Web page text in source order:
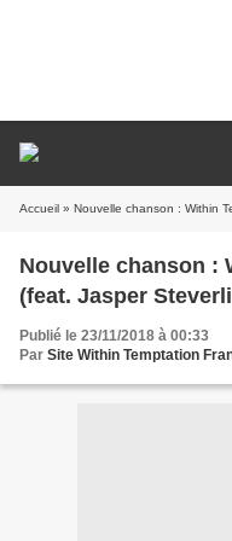
Accueil » Nouvelle chanson : Within
Nouvelle chanson :
(feat. Jasper
Publié le 23/11/2018 à 00:33
Par Site Within Temptation